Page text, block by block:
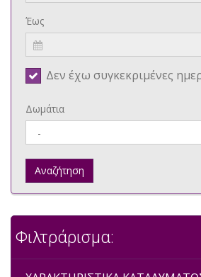
Έως
Δεν έχω συγκεκριμένες
Δωμάτια
Αναζήτηση
Φιλτράρισμα: